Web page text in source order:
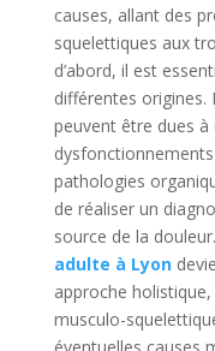
causes, allant des
squelettiques aux
d’abord, il est
différentes origines.
peuvent être dues
pathologies
de réaliser un
source de la
adulte à Lyon
approche holistique,
musculo-